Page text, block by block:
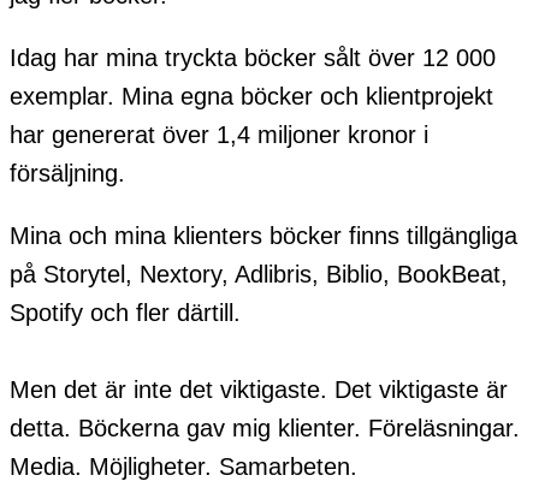
Idag har mina tryckta böcker sålt över 12 000
exemplar. Mina egna böcker och klientprojekt
har genererat över 1,4 miljoner kronor i
försäljning.
Mina och mina klienters böcker finns tillgängliga
på Storytel, Nextory, Adlibris, Biblio, BookBeat,
Spotify och fler därtill.
Men det är inte det viktigaste. Det viktigaste är
detta. Böckerna gav mig klienter. Föreläsningar.
Media. Möjligheter. Samarbeten.